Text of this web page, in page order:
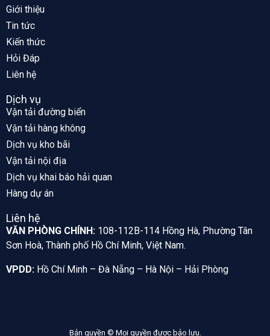
Giới thiệu
Tin tức
Kiến thức
Hỏi Đáp
Liên hệ
Dịch vụ
Vận tải đường biển
Vận tải hàng không
Dịch vụ kho bãi
Vận tải nội địa
Dịch vụ khai báo hải quan
Hàng dự án
Liên hệ
VĂN PHÒNG CHÍNH: 108-112B-114 Hồng Hà, Phường Tân
Sơn Hoà, Thành phố Hồ Chí Minh, Việt Nam.
VPDD: Hồ Chí Minh – Đà Nẵng – Hà Nội – Hải Phòng
Bản quyền © Mọi quyền được bảo lưu.